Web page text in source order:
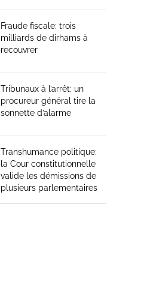
Fraude fiscale: trois
milliards de dirhams à
recouvrer
Tribunaux à l’arrêt: un
procureur général tire la
sonnette d’alarme
Transhumance politique:
la Cour constitutionnelle
valide les démissions de
plusieurs parlementaires